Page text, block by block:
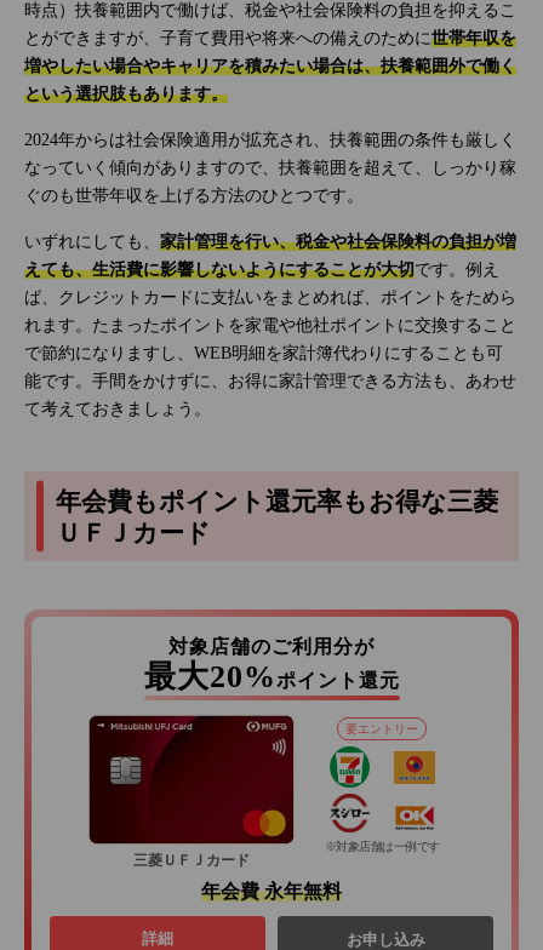
時点）扶養範囲内で働けば、税金や社会保険料の負担を抑えるこ
とができますが、子育て費用や将来への備えのために世帯年収を
増やしたい場合やキャリアを積みたい場合は、扶養範囲外で働く
という選択肢もあります。
2024年からは社会保険適用が拡充され、扶養範囲の条件も厳しく
なっていく傾向がありますので、扶養範囲を超えて、しっかり稼
ぐのも世帯年収を上げる方法のひとつです。
いずれにしても、 家計管理を行い、税金や社会保険料の負担が増
えても、生活費に影響しないようにすることが大切です。例え
ば、クレジットカードに支払いをまとめれば、ポイントをためら
れます。たまったポイントを家電や他社ポイントに交換すること
で節約になりますし、WEB明細を家計簿代わりにすることも可
能です。手間をかけずに、お得に家計管理できる方法も、あわせ
て考えておきましょう。
年会費もポイント還元率もお得な三菱
ＵＦＪカード
対象店舗のご利用分が
最大20%ポイント還元
三菱ＵＦＪカード
要エントリー
※対象店舗は一例です
年会費 永年無料
詳細 お申し込み